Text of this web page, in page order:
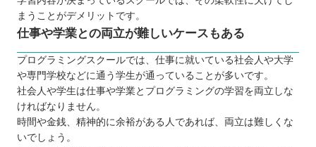
まうことがデメリットです。
仕事や学業との両立が難しいケースもある
プログラミングスクールでは、仕事に就いている社会人や大学
や専門学校などに通う学生が通っていることが多いです。
社会人や学生は仕事や学業とプログラミングの学習を両立しな
ければなりません。
時間や金銭、精神的に余裕がある人であれば、両立は難しくな
いでしょう。